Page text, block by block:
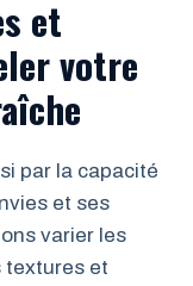
et
votre
par la capacité
et ses
varier les
textures et